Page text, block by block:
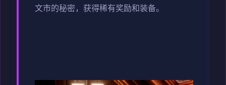
文市的秘密，获得稀有奖励和装备。